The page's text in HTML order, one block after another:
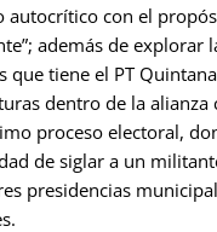
autocrítico con el
además de explorar
que tiene el PT
dentro de la alianza
proceso electoral,
de siglar a un
presidencias